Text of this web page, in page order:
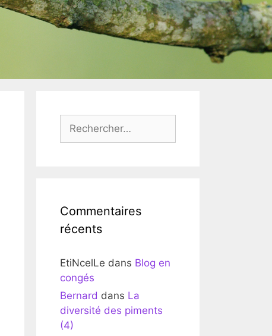
Commentaires
récents
EtiNcelLe dans Blog en
congés
Bernard dans La
diversité des piments
(4)